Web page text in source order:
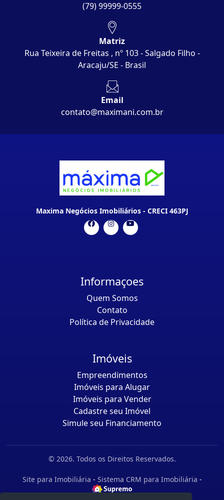
(79) 99999-0555
Matriz
Rua Teixeira de Freitas , nº 103 - Salgado Filho -
Aracaju/SE - Brasil
Email
contato@maximani.com.br
Maxima Negócios Imobiliários - CRECI 463PJ
Informaçoes
Quem Somos
Contato
Política de Privacidade
Imóveis
Empreendimentos
Imóveis para Alugar
Imóveis para Vender
Cadastre seu Imóvel
Simule seu Financiamento
© 2026. Todos os Direitos Reservados.
Site para Imobiliária - Sistema CRM para Imobiliária -